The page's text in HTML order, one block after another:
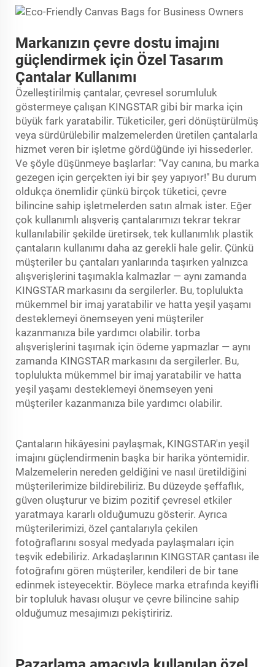
Markanızın çevre dostu imajını
güçlendirmek için Özel Tasarım
Çantalar Kullanımı
Özelleştirilmiş çantalar, çevresel sorumluluk
göstermeye çalışan KINGSTAR gibi bir marka için
büyük fark yaratabilir. Tüketiciler, geri dönüştürülmüş
veya sürdürülebilir malzemelerden üretilen çantalarla
hizmet veren bir işletme gördüğünde iyi hissederler.
Ve şöyle düşünmeye başlarlar: "Vay canına, bu marka
gezegen için gerçekten iyi bir şey yapıyor!" Bu durum
oldukça önemlidir çünkü birçok tüketici, çevre
bilincine sahip işletmelerden satın almak ister. Eğer
çok kullanımlı alışveriş çantalarımızı tekrar tekrar
kullanılabilir şekilde üretirsek, tek kullanımlık plastik
çantaların kullanımı daha az gerekli hale gelir. Çünkü
müşteriler bu çantaları yanlarında taşırken yalnızca
alışverişlerini taşımakla kalmazlar — aynı zamanda
KINGSTAR markasını da sergilerler. Bu, toplulukta
mükemmel bir imaj yaratabilir ve hatta yeşil yaşamı
desteklemeyi önemseyen yeni müşteriler
kazanmanıza bile yardımcı olabilir. torba
alışverişlerini taşımak için ödeme yapmazlar — aynı
zamanda KINGSTAR markasını da sergilerler. Bu,
toplulukta mükemmel bir imaj yaratabilir ve hatta
yeşil yaşamı desteklemeyi önemseyen yeni
müşteriler kazanmanıza bile yardımcı olabilir.
Çantaların hikâyesini paylaşmak, KINGSTAR'ın yeşil
imajını güçlendirmenin başka bir harika yöntemidir.
Malzemelerin nereden geldiğini ve nasıl üretildiğini
müşterilerimize bildirebiliriz. Bu düzeyde şeffaflık,
güven oluşturur ve bizim pozitif çevresel etkiler
yaratmaya kararlı olduğumuzu gösterir. Ayrıca
müşterilerimizi, özel çantalarıyla çekilen
fotoğraflarını sosyal medyada paylaşmaları için
teşvik edebiliriz. Arkadaşlarının KINGSTAR çantası ile
fotoğrafını gören müşteriler, kendileri de bir tane
edinmek isteyecektir. Böylece marka etrafında keyifli
bir topluluk havası oluşur ve çevre bilincine sahip
olduğumuz mesajımızı pekiştiririz.